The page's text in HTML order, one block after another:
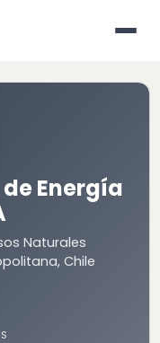
Energía
Naturales
Chile